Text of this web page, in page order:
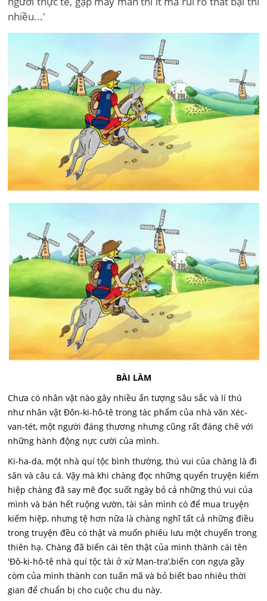
nhiều...'
BÀI LÀM
Chưa có nhân vật nào gây nhiều ấn tượng sâu sắc và lí thú
như nhân vật Đôn-ki-hô-tê trong tác phẩm của nhà văn Xéc-
van-tét, một người đáng thương nhưng cũng rất đáng chê với
những hành động nực cười của mình.
Ki-ha-da, một nhà quí tộc bình thường, thú vui của chàng là đi
săn và câu cá. Vậy mà khi chàng đọc những quyển truyện kiếm
hiệp chàng đã say mê đọc suốt ngày bỏ cả những thú vui của
mình và bán hết ruộng vườn, tài sản mình có để mua truyện
kiếm hiệp, nhưng tệ hơn nữa là chàng nghĩ tất cả những điều
trong truyện đều có thật và muốn phiêu lưu một chuyến trong
thiên hạ. Chàng đã biến cái tên thật của mình thành cái tên
'Đô-ki-hô-tê nhà quí tộc tài ở xứ Man-tra’,biến con ngựa gầy
còm của mình thành con tuấn mã và bỏ biết bao nhiêu thời
gian để chuẩn bị cho cuộc chu du này.